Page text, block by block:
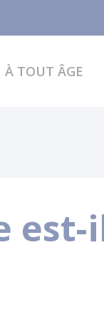
À TOUT ÂGE
est-